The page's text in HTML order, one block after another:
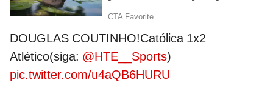
DOUGLAS COUTINHO!Católica 1x2
Atlético(siga: @HTE__Sports)
pic.twitter.com/u4aQB6HURU